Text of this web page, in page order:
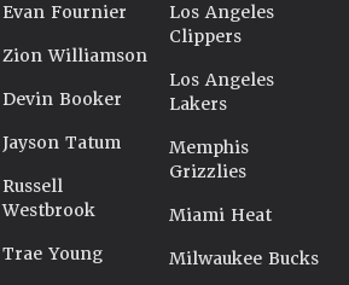
Evan Fournier
Zion Williamson
Devin Booker
Jayson Tatum
Russell
Westbrook
Trae Young
Los Angeles
Clippers
Los Angeles
Lakers
Memphis
Grizzlies
Miami Heat
Milwaukee Bucks